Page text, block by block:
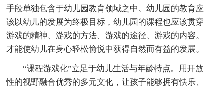
手段单独包含于幼儿园教育领域之中。幼儿园的教育应
该以幼儿的发展为终极目标，幼儿园的课程也应该贯穿
游戏的精神、游戏的方法、游戏的途径、游戏的内容。
才能使幼儿在身心轻松愉悦中获得自然而有益的发展。
“课程游戏化”立足于幼儿生活与年龄特点。用开放
性的视野融合优秀的多元文化，让孩子能够拥有快乐、